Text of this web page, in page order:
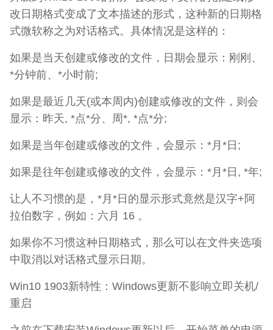
改日期格式变成了文本描述的形式，这种新的日期格
式微软称之为对话格式。具体情况是这样的：
如果是当天创建或修改的文件，日期会显示：刚刚、
*分钟前、*小时前;
如果是最近几天(或本周内)创建或修改的文件，则会
显示：昨天, *点*分、周*, *点*分;
如果是当年创建或修改的文件，会显示：*月*日;
如果是往年创建或修改的文件，会显示：*月*日, *年;
让人不习惯的是，*月*日的显示形式竟然是汉字+阿
拉伯数字，例如：六月 16 。
如果你不习惯这种日期格式，那么可以在文件夹选项
中取消以对话格式显示日期。
Win10 1903新特性：Windows更新不影响立即关机/
重启